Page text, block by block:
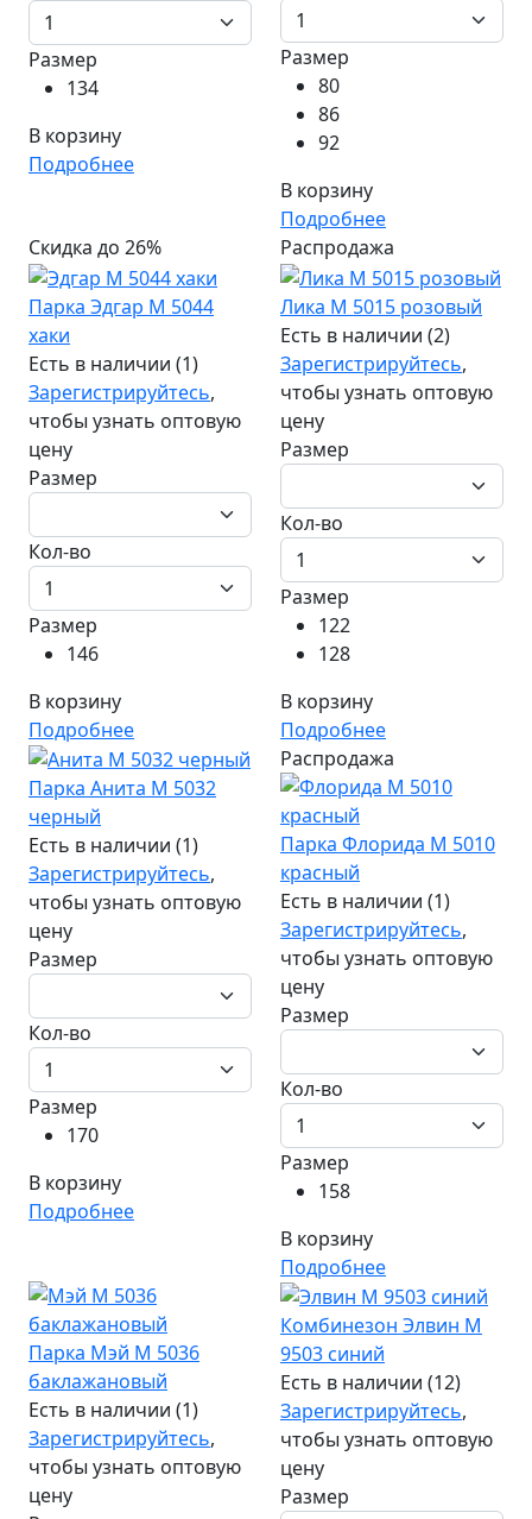
Размер
134
В корзину
Подробнее
Размер
80
86
92
В корзину
Подробнее
Скидка до 26%
Парка Эдгар М 5044
хаки
Есть в наличии (1)
Зарегистрируйтесь,
чтобы узнать оптовую
цену
Размер
Кол-во
Размер
146
В корзину
Подробнее
Распродажа
Лика М 5015 розовый
Есть в наличии (2)
Зарегистрируйтесь,
чтобы узнать оптовую
цену
Размер
Кол-во
Размер
122
128
В корзину
Подробнее
Парка Анита М 5032
черный
Есть в наличии (1)
Зарегистрируйтесь,
чтобы узнать оптовую
цену
Размер
Кол-во
Размер
170
В корзину
Подробнее
Распродажа
Парка Флорида М 5010
красный
Есть в наличии (1)
Зарегистрируйтесь,
чтобы узнать оптовую
цену
Размер
Кол-во
Размер
158
В корзину
Подробнее
Парка Мэй М 5036
баклажановый
Есть в наличии (1)
Зарегистрируйтесь,
чтобы узнать оптовую
цену
Комбинезон Элвин М
9503 синий
Есть в наличии (12)
Зарегистрируйтесь,
чтобы узнать оптовую
цену
Размер